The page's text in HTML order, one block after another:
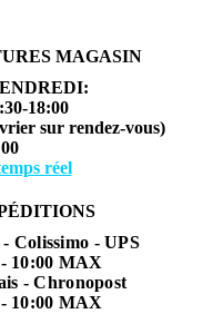
MAGASIN
18:00
sur rendez-vous)
réel
Colissimo - UPS
10:00 MAX
- Chronopost
10:00 MAX